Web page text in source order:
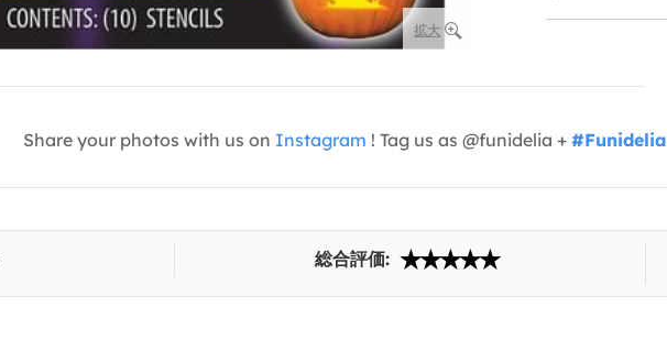
拡大
Share your photos with us on Instagram ! Tag us as @funidelia + #Funidelia
総合評価: